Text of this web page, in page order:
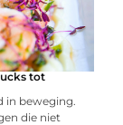
tot
in beweging.
die niet